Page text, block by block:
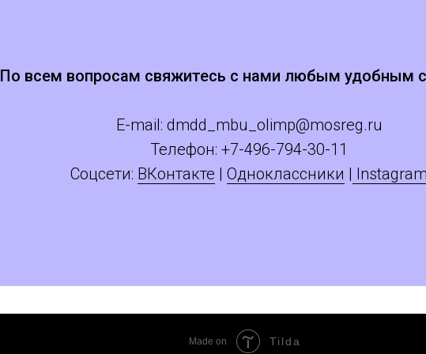
По всем вопросам свяжитесь с нами любым удобным
E-mail: dmdd_mbu_olimp@mosreg.ru
Телефон: +7-496-794-30-11
Соцсети: ВКонтакте | Одноклассники | Instagram
Made on Tilda